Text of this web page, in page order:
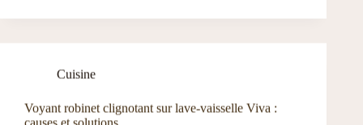
Cuisine
Voyant robinet clignotant sur lave-vaisselle Viva :
causes et solutions